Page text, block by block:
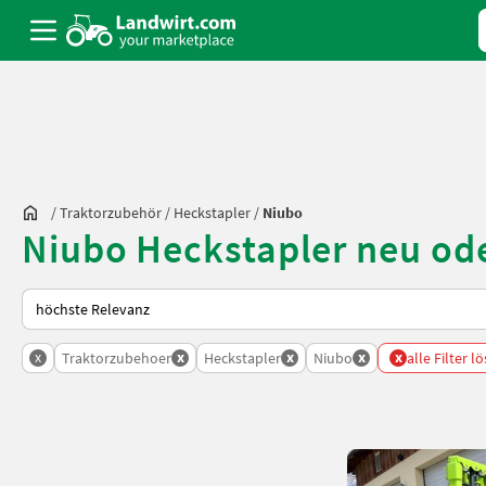
/Traktorzubehör / Heckstapler / Niubo
Niubo Heckstapler neu
So wird auf Landwirt.com sortiert
x Traktorzubehoer x Heckstapler x Niubo x x alle Filter